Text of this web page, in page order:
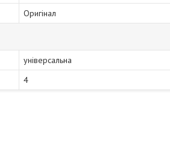
Оригінал
універсальна
4